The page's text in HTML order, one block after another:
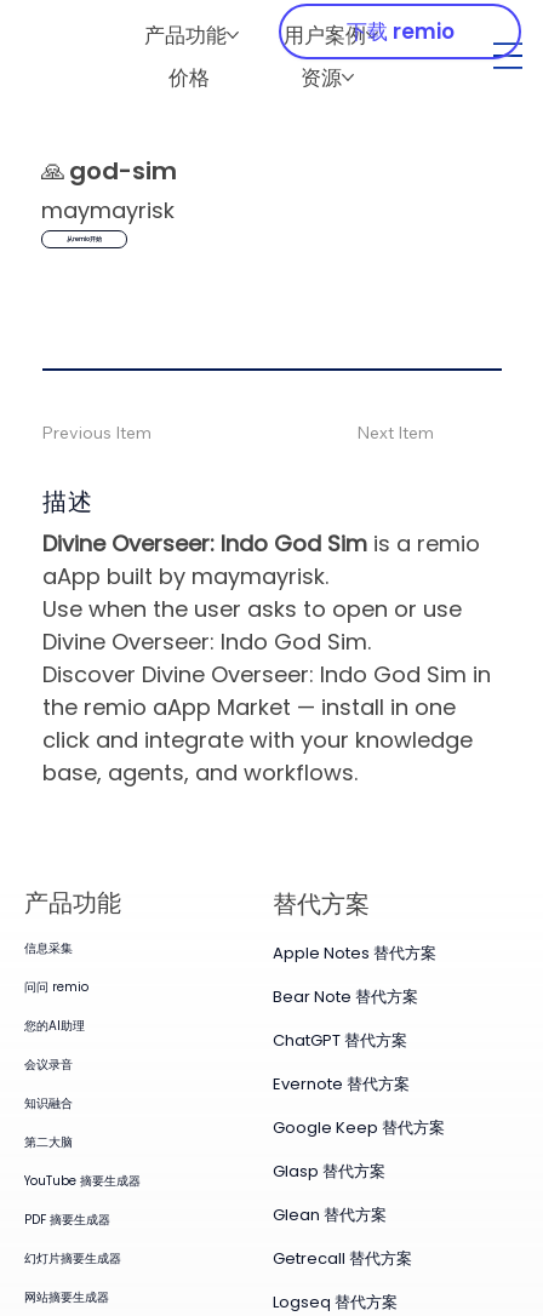
产品功能
用户案例
价格
资源
下载 remio
🙏god-sim
maymayrisk
从remio开始
描述
Divine Overseer: Indo God Sim is a remio
aApp built by maymayrisk.
Use when the user asks to open or use
Divine Overseer: Indo God Sim.
Discover Divine Overseer: Indo God Sim in
the remio aApp Market — install in one
click and integrate with your knowledge
base, agents, and workflows.
Previous Item Next Item
产品​功能
信息采集
问问 remio
您的AI助理
会议录音
知识融合
第二大脑
YouTube 摘要生成器
PDF 摘要生成器
幻灯片摘要生成器
网站摘要生成器
替代方案
Apple Notes 替代方案
Bear Note 替代方案
ChatGPT 替代方案
Evernote 替代方案
Google Keep 替代方案
Glasp 替代方案
Glean 替代方案
Getrecall 替代方案
Logseq 替代方案